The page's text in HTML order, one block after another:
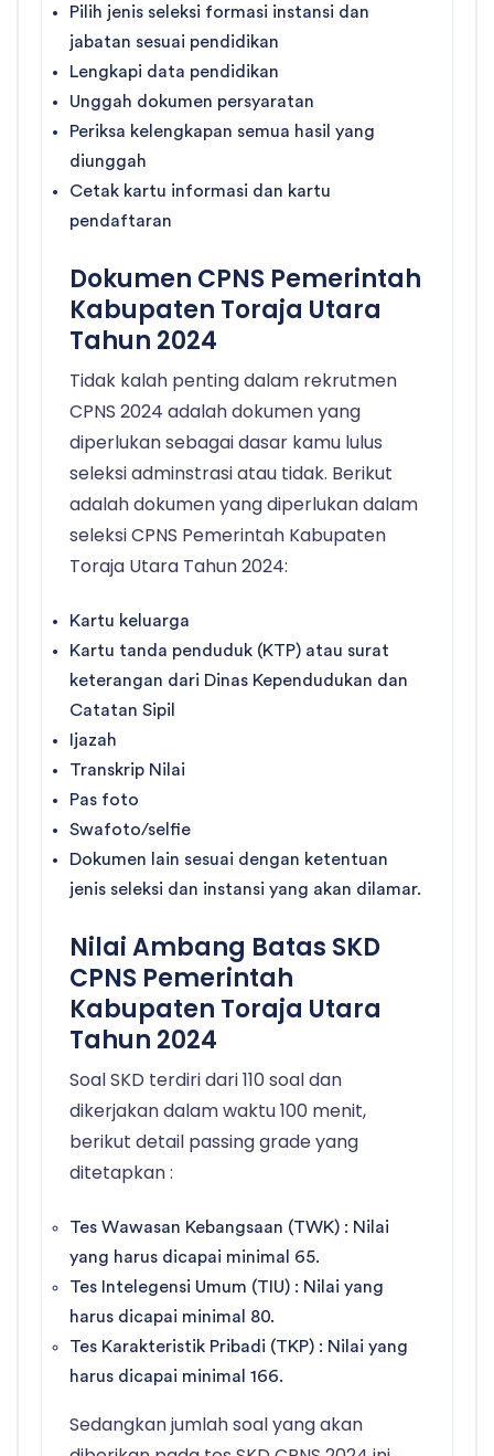
Pilih jenis seleksi formasi instansi dan
jabatan sesuai pendidikan
Lengkapi data pendidikan
Unggah dokumen persyaratan
Periksa kelengkapan semua hasil yang
diunggah
Cetak kartu informasi dan kartu
pendaftaran
Dokumen CPNS Pemerintah
Kabupaten Toraja Utara
Tahun 2024
Tidak kalah penting dalam rekrutmen
CPNS 2024 adalah dokumen yang
diperlukan sebagai dasar kamu lulus
seleksi adminstrasi atau tidak. Berikut
adalah dokumen yang diperlukan dalam
seleksi CPNS Pemerintah Kabupaten
Toraja Utara Tahun 2024:
Kartu keluarga
Kartu tanda penduduk (KTP) atau surat
keterangan dari Dinas Kependudukan dan
Catatan Sipil
Ijazah
Transkrip Nilai
Pas foto
Swafoto/selfie
Dokumen lain sesuai dengan ketentuan
jenis seleksi dan instansi yang akan dilamar.
Nilai Ambang Batas SKD
CPNS Pemerintah
Kabupaten Toraja Utara
Tahun 2024
Soal SKD terdiri dari 110 soal dan
dikerjakan dalam waktu 100 menit,
berikut detail passing grade yang
ditetapkan :
Tes Wawasan Kebangsaan (TWK) : Nilai
yang harus dicapai minimal 65.
Tes Intelegensi Umum (TIU) : Nilai yang
harus dicapai minimal 80.
Tes Karakteristik Pribadi (TKP) : Nilai yang
harus dicapai minimal 166.
Sedangkan jumlah soal yang akan